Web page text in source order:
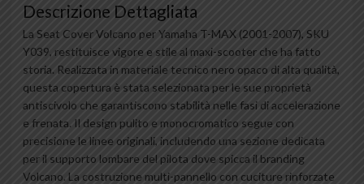
Descrizione Dettagliata
La Seat Cover Volcano per Yamaha T-MAX (2001-2007), SKU
Y039, restituisce vigore e stile al maxi-scooter che ha fatto
storia. Realizzata in materiale tecnico nero opaco di alta qualità,
questa copertura è stata selezionata per le sue proprietà
antiscivolo che garantiscono stabilità nelle fasi di accelerazione
e frenata. Il design pulito e monocromatico segue con
precisione le linee originali, includendo una sezione dedicata
per il supporto lombare del pilota dove spicca il branding
Volcano. La costruzione multi-pannello con cuciture rinforzate